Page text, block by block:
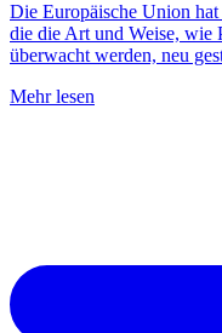
Die Europäische Union
die die Art und Weise, wie
überwacht werden, neu
Mehr lesen